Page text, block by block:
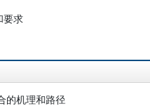
要求
的机理和路径